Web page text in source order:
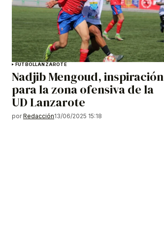
FÚTBOLLANZAROTE
Nadjib Mengoud, inspiración
para la zona ofensiva de la
UD Lanzarote
por Redacción13/06/2025 15:18